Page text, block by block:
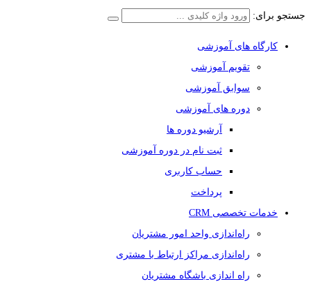
جستجو برای:
کارگاه های آموزشی
تقویم آموزشی
سوابق آموزشی
دوره های آموزشی
آرشیو دوره ها
ثبت نام در دوره آموزشی
حساب کاربری
پرداخت
خدمات تخصصی CRM
راه‌اندازی واحد امور مشتریان
راه‌اندازی مراکز ارتباط با مشتری
راه اندازی باشگاه مشتریان